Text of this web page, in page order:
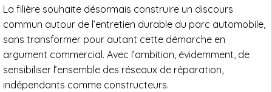
La filière souhaite désormais construire un discours
commun autour de l’entretien durable du parc automobile,
sans transformer pour autant cette démarche en
argument commercial. Avec l’ambition, évidemment, de
sensibiliser l’ensemble des réseaux de réparation,
indépendants comme constructeurs.